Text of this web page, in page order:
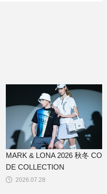
2026.07.28
MARK & LONA 2026 秋冬 CO
DE COLLECTION